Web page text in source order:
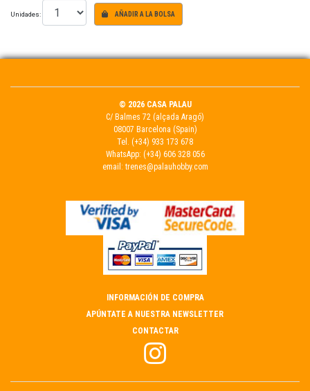
Unidades: AÑADIR A LA BOLSA
© 2026 CASA PALAU
C/ Balmes 72 (alçada Aragó)
08007 Barcelona (Spain)
Tel. (+34) 933 173 678
WhatsApp: (+34) 606 328 056
email: trenes@palauhobby.com
INFORMACIÓN DE COMPRA
APÚNTATE A NUESTRA NEWSLETTER
CONTACTAR